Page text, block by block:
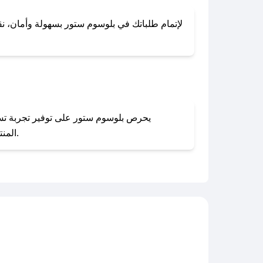
لإتمام طلباتك في بلوسوم ستور بسهولة وأمان،
المنتجات بحالتها الأصلية وغير مستخدمة. يمكنك تقديم طلب الإرجاع بسهولة عبر موقعنا الإلكتروني أو من خلال خدمة العملاء.